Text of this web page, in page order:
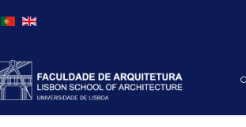
Escolha o seu idioma